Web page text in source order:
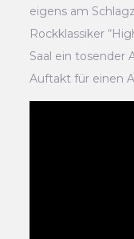
eigens am
Rockklassiker
Saal ein tosender
Auftakt für einen